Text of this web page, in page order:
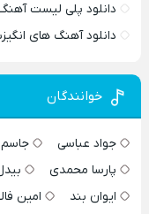
دانلود پلی لیست آهنگ
دانلود آهنگ های انگیزشی
خوانندگان
جواد عباسی
پارسا محمدی
ایوان بند
امین